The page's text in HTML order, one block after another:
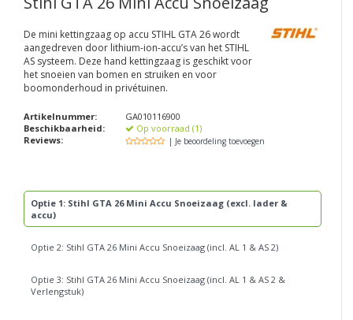
De mini kettingzaag op accu STIHL GTA 26 wordt
aangedreven door lithium-ion-accu’s van het STIHL
AS systeem. Deze hand kettingzaag is geschikt voor
het snoeien van bomen en struiken en voor
boomonderhoud in privétuinen.
Artikelnummer:
GA010116900
Beschikbaarheid:
Op voorraad (1)
Reviews:
| Je beoordeling toevoegen
Optie 1: Stihl GTA 26 Mini Accu Snoeizaag (excl. lader &
accu)
Optie 2: Stihl GTA 26 Mini Accu Snoeizaag (incl. AL 1 & AS 2)
Optie 3: Stihl GTA 26 Mini Accu Snoeizaag (incl. AL 1 & AS 2 &
Verlengstuk)